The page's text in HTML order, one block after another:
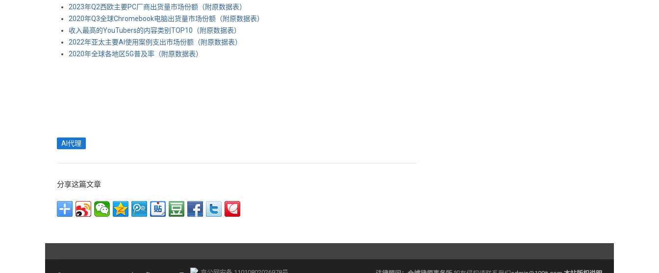
2023年Q2西欧主要PC厂商出货量市场份额（附原数据表） ​​​
2020年Q3全球Chromebook电脑出货量市场份额（附原数据表） ​​​​
收入最高的YouTubers的内容类别TOP10（附原数据表） ​​​​
2022年亚太主要AI使用案例支出市场份额（附原数据表） ​​​​
2020年全球各地区5G普及率（附原数据表） ​​​​
AI代理
分享这篇文章